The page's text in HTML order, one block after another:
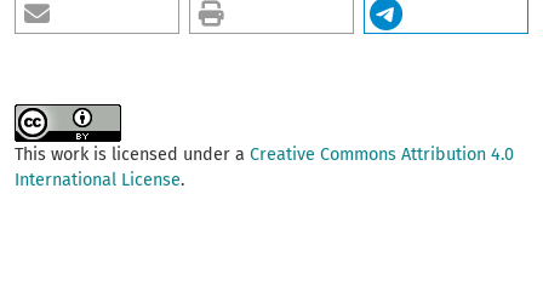
This work is licensed under a Creative Commons Attribution 4.0
International License.